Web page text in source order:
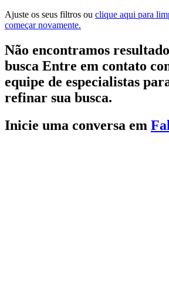
Ajuste os seus filtros ou clique aqui para
começar novamente.
Não encontramos
busca Entre em contato
equipe de especialistas
refinar sua busca.
Inicie uma conversa em